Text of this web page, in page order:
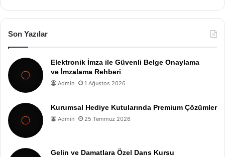
Son Yazılar
Elektronik İmza ile Güvenli Belge Onaylama
ve İmzalama Rehberi
Admin 1 Ağustos 2026
Kurumsal Hediye Kutularında Premium Çözümler
Admin 25 Temmuz 2026
Gelin ve Damatlara Özel Dans Kursu